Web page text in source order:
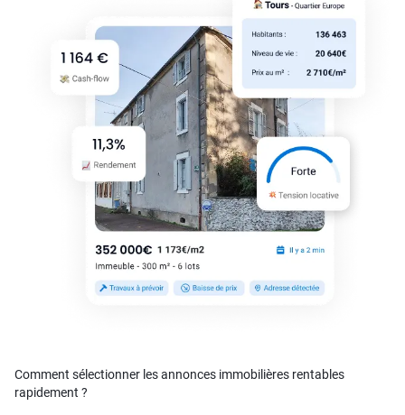
Comment sélectionner les annonces immobilières rentables
rapidement ?